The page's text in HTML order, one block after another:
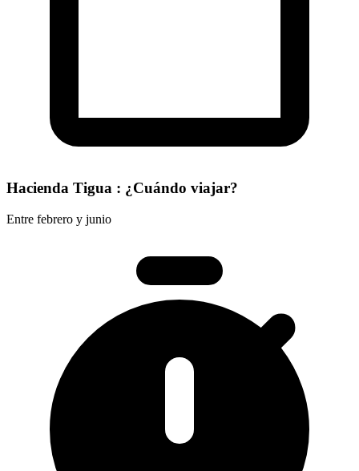
Hacienda Tigua : ¿Cuándo viajar?
Entre febrero y junio